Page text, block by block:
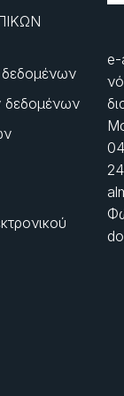
δεδομένων
e-